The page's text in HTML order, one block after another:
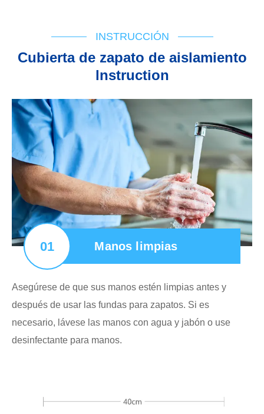
INSTRUCCIÓN
Cubierta de zapato de aislamiento
lnstruction
01 Manos limpias
Asegúrese de que sus manos estén limpias antes y
después de usar las fundas para zapatos. Si es
necesario, lávese las manos con agua y jabón o use
desinfectante para manos.